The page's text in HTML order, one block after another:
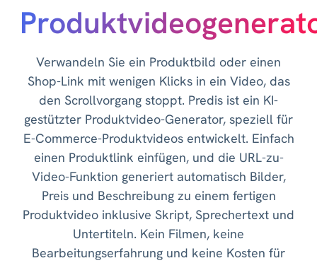
Verwandeln Sie ein Produktbild oder einen
Shop-Link mit wenigen Klicks in ein Video, das
den Scrollvorgang stoppt. Predis ist ein KI-
gestützter Produktvideo-Generator, speziell für
E-Commerce-Produktvideos entwickelt. Einfach
einen Produktlink einfügen, und die URL-zu-
Video-Funktion generiert automatisch Bilder,
Preis und Beschreibung zu einem fertigen
Produktvideo inklusive Skript, Sprechertext und
Untertiteln. Kein Filmen, keine
Bearbeitungserfahrung und keine Kosten für